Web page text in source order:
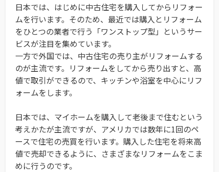
日本では、はじめに中古住宅を購入してからリフォー
ムを行います。そのため、最近では購入とリフォーム
をひとつの業者で行う「ワンストップ型」というサー
ビスが注目を集めています。
一方で外国では、中古住宅の売り主がリフォームする
のが主流です。リフォームをしてから売り出すと、高
値で取引ができるので、キッチンや浴室を中心にリフ
ォームをします。
日本では、マイホームを購入して老後まで住むという
考えかたが主流ですが、アメリカでは数年に1回のペ
ースで住宅の売買を行います。購入した住宅を将来高
値で売却できるように、さまざまなリフォームをこま
めに行うのです。